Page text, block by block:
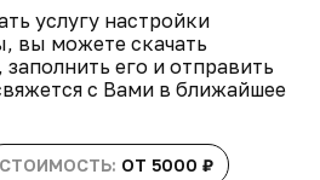
услугу настройки
вы можете скачать
его и отправить
с Вами в ближайшее
СТОИМОСТЬ: ОТ 5000 ₽